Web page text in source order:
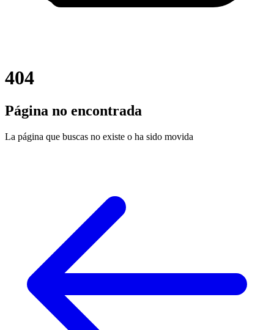
404
Página no encontrada
La página que buscas no existe o ha sido movida